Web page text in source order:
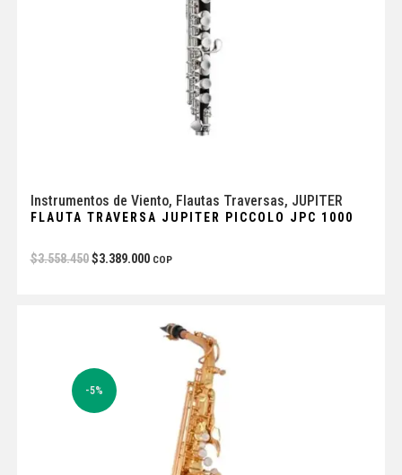
Instrumentos de Viento, Flautas Traversas, JUPITER
FLAUTA TRAVERSA JUPITER PICCOLO JPC 1000
$3.558.450 $3.389.000 COP
-5%